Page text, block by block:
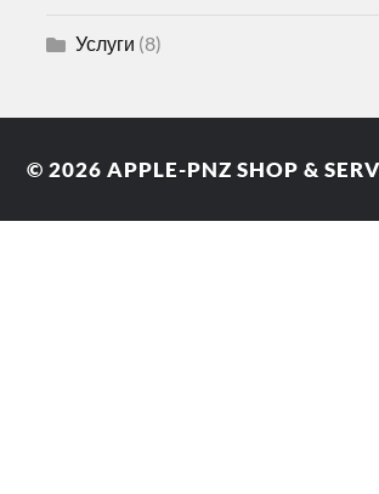
Услуги (8)
© 2026APPLE-PNZ SHOP &